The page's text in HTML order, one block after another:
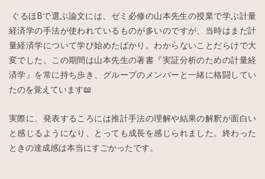
ぐるほBで選ぶ論文には、ゼミ必修の山本先生の授業で学ぶ計量
経済学の手法が使われているものが多いのですが、当時はまだ計
量経済学について学び始めたばかり。わからないことだらけで大
変でした。この期間は山本先生の著書『実証分析のための計量経
済学』を常に持ち歩き、グループのメンバーと一緒に格闘してい
たのを覚えています📖
実際に、発表するころには推計手法の理解や結果の解釈が面白い
と感じるようになり、とっても成長を感じられました。終わった
ときの達成感は本当にすごかったです。